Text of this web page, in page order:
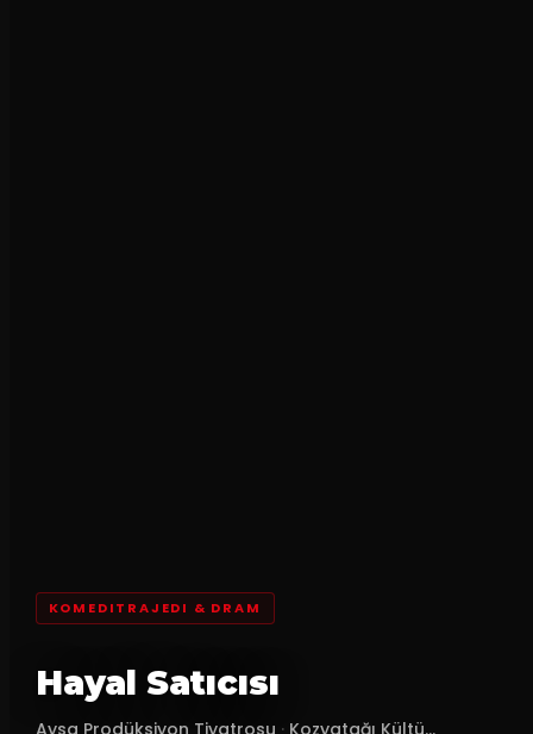
KOMEDITRAJEDI & DRAM
Hayal Satıcısı
Aysa Prodüksiyon Tiyatrosu · Kozyatağı Kültü...